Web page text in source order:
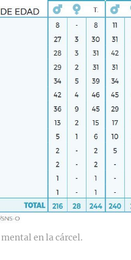
en la cárcel.